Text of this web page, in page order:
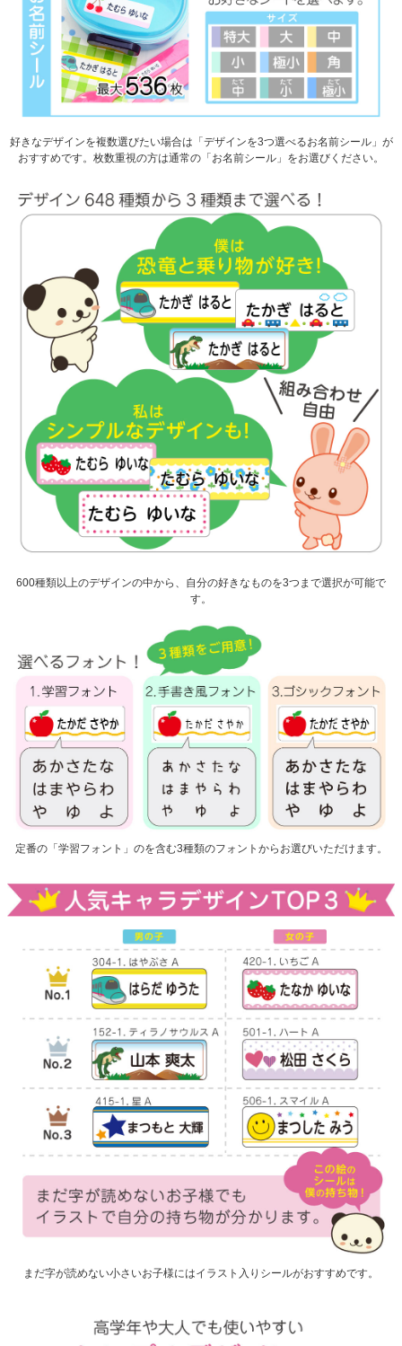
好きなデザインを複数選びたい場合は「デザインを3つ選べるお名前シール」が
おすすめです。枚数重視の方は通常の「お名前シール」をお選びください。
600種類以上のデザインの中から、自分の好きなものを3つまで選択が可能で
す。
定番の「学習フォント」のを含む3種類のフォントからお選びいただけます。
まだ字が読めない小さいお子様にはイラスト入りシールがおすすめです。